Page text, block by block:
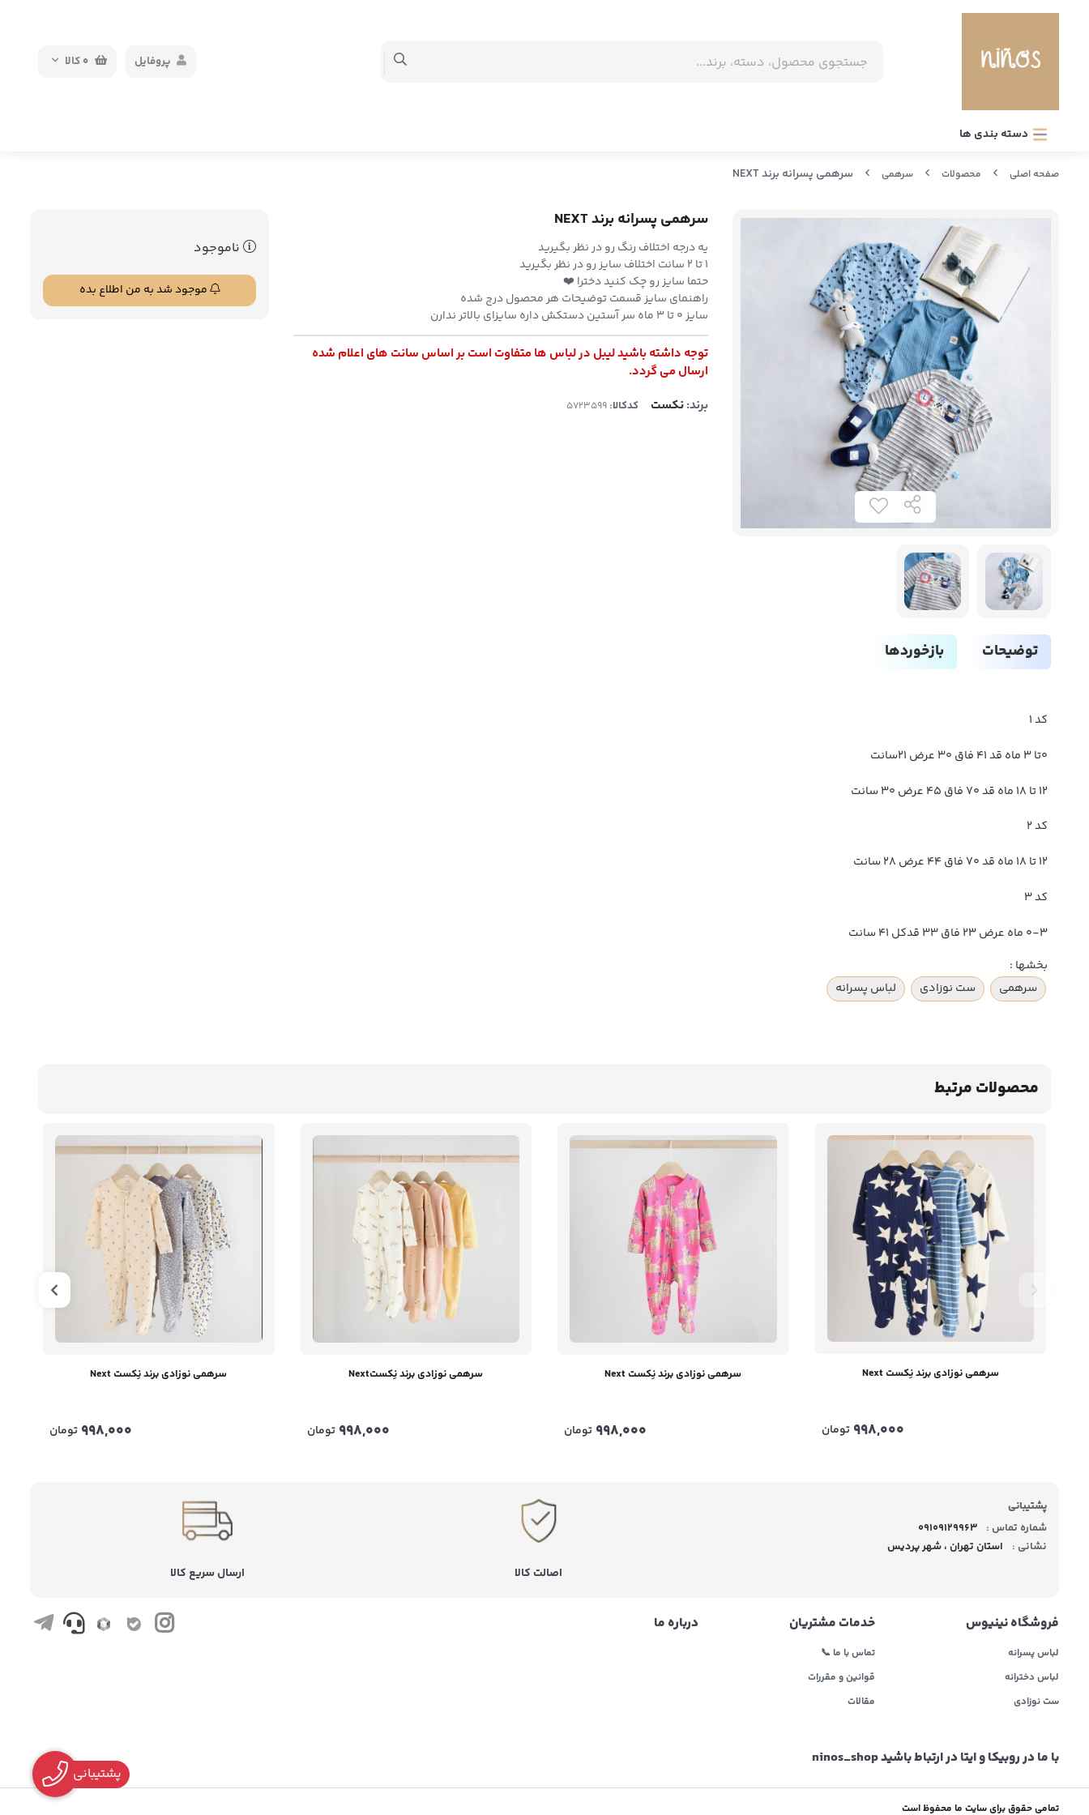
0کالا پروفایل
دسته بندی ها
صفحه اصلی محصولات سرهمی سرهمی پسرانه برند NEXT
سرهمی پسرانه برند NEXT
یه درجه اختلاف رنگ رو در نظر بگیرید
۱ تا ۲ سانت اختلاف سایز رو در نظر بگیرید
حتما سایز رو چک کنید دخترا ❤️
راهنمای سایز قسمت توضیحات هر محصول درج شده
سایز 0 تا 3 ماه سر آستین دستکش داره سایزای بالاتر ندارن
توجه داشته باشید لیبل در لباس ها متفاوت است بر اساس سانت های اعلام شده
ارسال می گردد.
برند:نکست کدکالا:
ناموجود
موجود شد به من اطلاع بده
توضیحات بازخوردها
کد 1
0تا 3 ماه قد 41 فاق 30 عرض 21سانت
12 تا 18 ماه قد 70 فاق 45 عرض 30 سانت
کد 2
12 تا 18 ماه قد 70 فاق 44 عرض 28 سانت
کد 3
0-3 ماه عرض 23 فاق 33 قدکل 41 سانت
بخشها :
سرهمی
ست نوزادی لباس پسرانه
محصولات مرتبط
سرهمی نوزادی برند نِکست Next
998,000 تومان
سرهمی نوزادی برند نِکست Next
998,000 تومان
سرهمی نوزادی برند نِکستNext
998,000 تومان
سرهمی نوزادی برند نِکست Next
998,000 تومان
پشتیبانی
شماره تماس :
09109129963
نشانی :
استان تهران ، شهر پردیس
اصالت کالا ارسال سریع کالا
فروشگاه نینیوس
لباس پسرانه
لباس دخترانه
ست نوزادی
خدمات مشتریان
تماس با ما 📞
قوانین و مقررات
مقالات
درباره ما
با ما در روبیکا و ایتا در ارتباط باشید ninos_shop
تمامی حقوق برای سایت ما محفوظ است
پشتیبانی